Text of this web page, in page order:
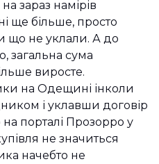
зараз намірів
ще більше, просто
що не уклали. А до
загальна сума
виросте.
на Одещині інколи
і уклавши договір
порталі Прозорро у
не значиться
начебто не